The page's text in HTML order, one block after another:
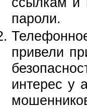
пароли.
привели
интерес у